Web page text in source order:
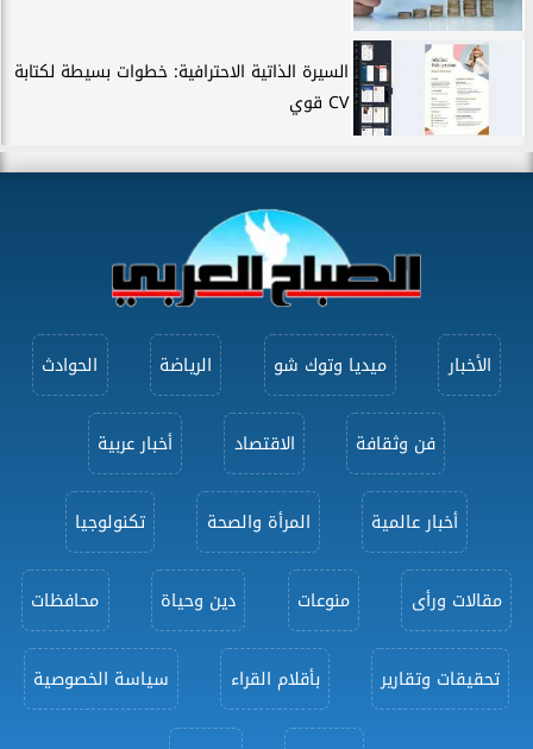
السيرة الذاتية الاحترافية: خطوات بسيطة لكتابة
CV قوي
الأخبار ميديا وتوك شو الرياضة الحوادث
فن وثقافة الاقتصاد أخبار عربية
أخبار عالمية المرأة والصحة تكنولوجيا
مقالات ورأى منوعات دين وحياة محافظات
تحقيقات وتقارير بأقلام القراء سياسة الخصوصية